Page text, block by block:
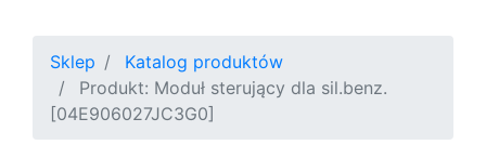
Sklep
Katalog produktów
Produkt: Moduł sterujący dla sil.benz.
[04E906027JC3G0]